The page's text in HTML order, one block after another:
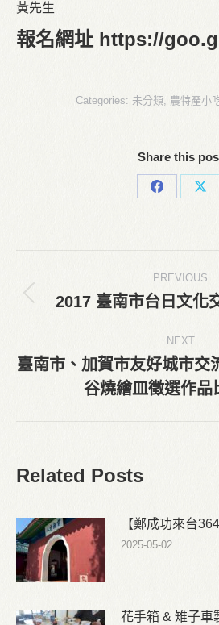
黃先生
報名網址 https://
Categories: 未分類, 農特產小
Share this
Share
navigation
PREVIOUS
2017 臺南市台日文化
NEXT
Next
post:
臺南市、加賀市友好城市交
谷燒繪皿徵選作品
Related Posts
【鄭成功來台
2025-05-02
花手箱 & 雉子車